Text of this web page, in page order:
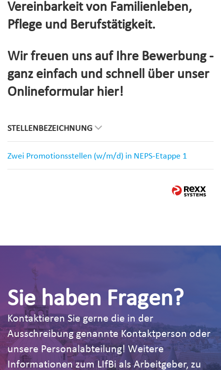
Vereinbarkeit von Familienleben,
Pflege und Berufstätigkeit.
Wir freuen uns auf Ihre Bewerbung -
ganz einfach und schnell über unser
Onlineformular hier!
STELLENBEZEICHNUNG
Zwei Promotionsstellen (w/m/d) in NEPS-Etappe 1
Sie haben Fragen?
Kontaktieren Sie gerne die in der
Ausschreibung genannte Kontaktperson oder
unsere Personalabteilung! Weitere
Informationen zum LIfBi als Arbeitgeber, zu